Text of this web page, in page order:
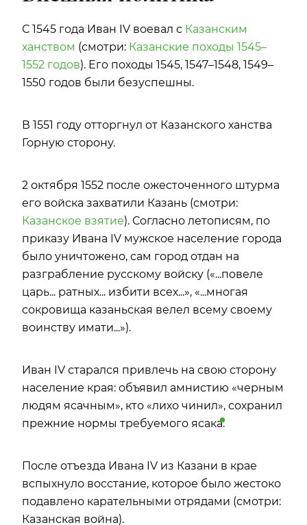
С 1545 года Иван IV воевал с Казанским
ханством (смотри: Казанские походы 1545–
1552 годов). Его походы 1545, 1547–1548, 1549–
1550 годов были безуспешны.
В 1551 году отторгнул от Казанского ханства
Горную сторону.
2 октября 1552 после ожесточенного штурма
его войска захватили Казань (смотри:
Казанское взятие). Согласно летописям, по
приказу Ивана IV мужское население города
было уничтожено, сам город отдан на
разграбление русскому войску («...повеле
царь... ратных... избити всех...», «...многая
сокровища казаньская велел всему своему
воинству имати...»).
Иван IV старался привлечь на свою сторону
население края: объявил амнистию «черным
людям ясачным», кто «лихо чинил», сохранил
прежние нормы требуемого ясака.
После отъезда Ивана IV из Казани в крае
вспыхнуло восстание, которое было жестоко
подавлено карательными отрядами (смотри:
Казанская война).